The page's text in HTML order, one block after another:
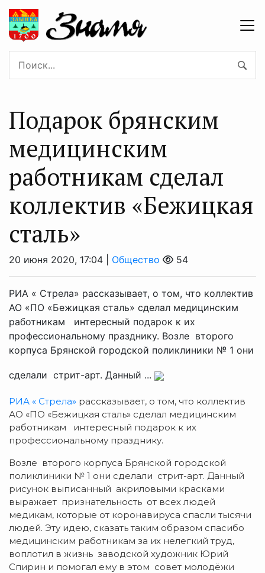
Подарок брянским
медицинским
работникам сделал
коллектив «Бежицкая
сталь»
20 июня 2020, 17:04 | Общество 54
РИА « Стрела» рассказывает, о том, что коллектив
АО «ПО «Бежицкая сталь» сделал медицинским
работникам интересный подарок к их
профессиональному празднику. Возле второго
корпуса Брянской городской поликлиники № 1 они
сделали стрит-арт. Данный ...
РИА « Стрела» рассказывает, о том, что коллектив
АО «ПО «Бежицкая сталь» сделал медицинским
работникам интересный подарок к их
профессиональному празднику.
Возле второго корпуса Брянской городской
поликлиники № 1 они сделали стрит-арт. Данный
рисунок выписанный акриловыми красками
выражает признательность от всех людей
медикам, которые от коронавируса спасли тысячи
людей. Эту идею, сказать таким образом спасибо
медицинским работникам за их нелегкий труд,
воплотил в жизнь заводской художник Юрий
Спирин и помогал ему в этом совет молодёжи